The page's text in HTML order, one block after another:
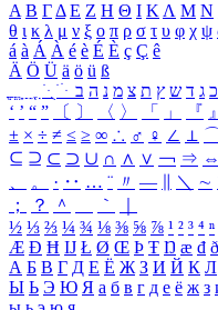
Α Β ΓΔ Ε Ζ Η Θ Ι ΚΛ Μ Ν
θ ι κ λ μ ν ξ ο π ρ σ τ υ φ χ ψ
á à Á À é è É È ç Ç ê
Ä Ö Ü ä ö ü ß
ִֶֹ ֻּ ׁׂ כ ג ד ש ץ ת צ מ נ ה ב
‘ ’ “ ” 〔 〕 〈 〉 「 」 『 』
± × ÷ ≠ ≤ ≥ ∞ ∴ ♂ ♀ ∠ ⊥
⊆ ⊇ ⊂ ⊃ ∪ ∩ ∧ ∨ ￢ ⇒ ⇔
、
。 · ‥ … ¨ 〃 ― ＼ ∼
；
？ ＾ ｀
½ ⅓ ⅔ ¼ ¾ ⅛ ⅜ ⅝ ⅞ ¹ ² ³ ⁴ ⁿ
Æ Ð Ħ Ĳ Ł Ø Œ Þ Ŧ Ŋ æ đ ð
А Б В Г Д Е Ё Ж З И Й К Л
Ы Ь Э Ю Я а б в г д е ё ж з